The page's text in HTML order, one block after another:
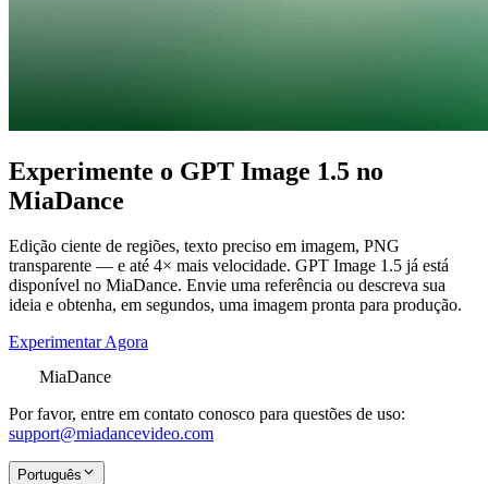
Experimente o GPT Image 1.5 no
MiaDance
Edição ciente de regiões, texto preciso em imagem, PNG
transparente — e até 4× mais velocidade. GPT Image 1.5 já está
disponível no MiaDance. Envie uma referência ou descreva sua
ideia e obtenha, em segundos, uma imagem pronta para produção.
Experimentar Agora
MiaDance
Por favor, entre em contato conosco para questões de uso:
support@miadancevideo.com
Português